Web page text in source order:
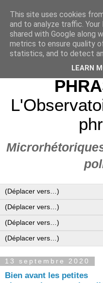
13 septembre 2020
Bien avant les petites
This site uses cookies
and to analyze traffic.
shared with Google along
metrics to ensure quality
statistics, and to detect
LEARN